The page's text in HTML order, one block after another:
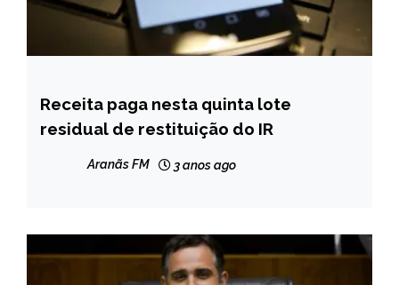
BRASIL
NOTÍCIAS
Receita paga nesta quinta lote
residual de restituição do IR
Aranãs FM 3 anos ago